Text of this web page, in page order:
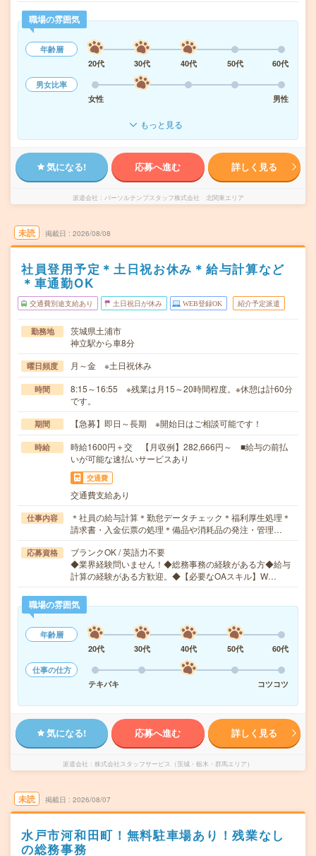
職場の雰囲気
年齢層
20代
30代 40代 50代
60代
男女比率
女性
男性
もっと見る
気になる! 応募へ進む 詳しく見る
派遣会社 パーソルテンプスタッフ株式会社 北関東エリア
未読 掲載日 2026/08/08
社員登用予定＊土日祝お休み＊給与計算など
＊車通勤OK
交通費別途支給あり 土日祝日が休み WEB登録OK 紹介予定派遣
勤務地
茨城県土浦市
神立駅から車8分
曜日頻度 月～金 ※土日祝休み
時間
8:15～16:55 ※残業は月15～20時間程度。※休憩は計60分
です。
期間 【急募】即日～長期 ※開始日はご相談可能です！
時給
時給1600円＋交 【月収例】282,666円～ ■給与の前払
いが可能な速払いサービスあり
交通費
交通費支給あり
仕事内容
＊社員の給与計算＊勤怠データチェック＊福利厚生処理＊
請求書・入金伝票の処理＊備品や消耗品の発注・管理…
応募資格
ブランクOK / 英語力不要
◆業界経験問いません！◆総務事務の経験がある方◆給与
計算の経験がある方歓迎。◆【必要なOAスキル】W…
職場の雰囲気
年齢層
20代
30代 40代 50代
60代
仕事の仕方
テキパキ
コツコツ
気になる! 応募へ進む 詳しく見る
派遣会社 株式会社スタッフサービス（茨城・栃木・群馬エリア）
未読 掲載日 2026/08/07
水戸市河和田町！無料駐車場あり！残業なし
の総務事務